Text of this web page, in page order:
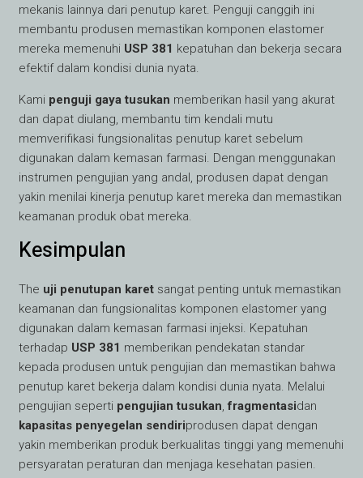
mekanis lainnya dari penutup karet. Penguji canggih ini
membantu produsen memastikan komponen elastomer
mereka memenuhi USP 381 kepatuhan dan bekerja secara
efektif dalam kondisi dunia nyata.
Kami penguji gaya tusukan memberikan hasil yang akurat
dan dapat diulang, membantu tim kendali mutu
memverifikasi fungsionalitas penutup karet sebelum
digunakan dalam kemasan farmasi. Dengan menggunakan
instrumen pengujian yang andal, produsen dapat dengan
yakin menilai kinerja penutup karet mereka dan memastikan
keamanan produk obat mereka.
Kesimpulan
The uji penutupan karet sangat penting untuk memastikan
keamanan dan fungsionalitas komponen elastomer yang
digunakan dalam kemasan farmasi injeksi. Kepatuhan
terhadap USP 381 memberikan pendekatan standar
kepada produsen untuk pengujian dan memastikan bahwa
penutup karet bekerja dalam kondisi dunia nyata. Melalui
pengujian seperti pengujian tusukan,fragmentasidan
kapasitas penyegelan sendiriprodusen dapat dengan
yakin memberikan produk berkualitas tinggi yang memenuhi
persyaratan peraturan dan menjaga kesehatan pasien.